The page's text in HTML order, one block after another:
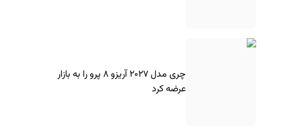
چری مدل ۲۰۲۷ آریزو ۸ پرو را به بازار
عرضه کرد